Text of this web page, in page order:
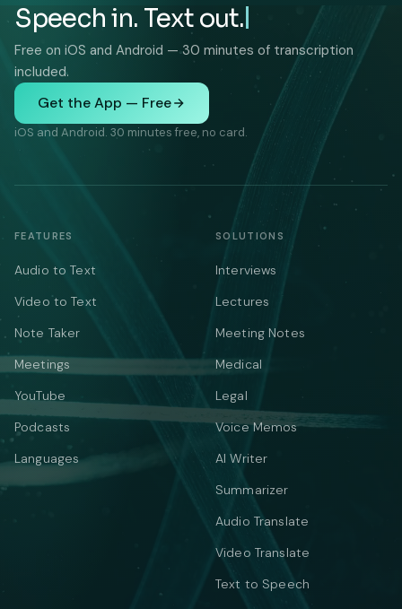
Speech in. Text out.
Free on iOS and Android — 30 minutes of transcription
included.
Get the App — Free
iOS and Android. 30 minutes free, no card.
FEATURES
Audio to Text
Video to Text
Note Taker
Meetings
YouTube
Podcasts
Languages
SOLUTIONS
Interviews
Lectures
Meeting Notes
Medical
Legal
Voice Memos
AI Writer
Summarizer
Audio Translate
Video Translate
Text to Speech